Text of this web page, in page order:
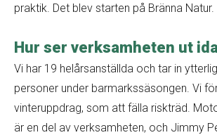
praktik. Det blev starten på Bränna Natur.
Hur ser verksamheten ut
Vi har 19 helårsanställda och tar in
personer under barmarkssäsongen. Vi
vinteruppdrag, som att fälla riskträd.
är en del av verksamheten, och Jimmy